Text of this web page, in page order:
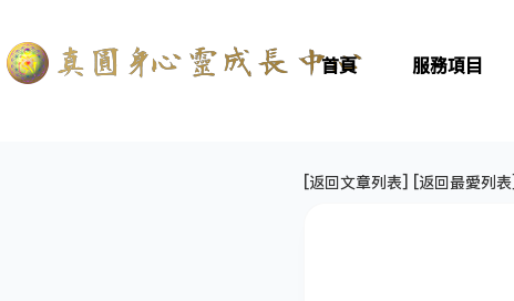
首頁 服務項目
[返回文章列表] [返回最愛列表